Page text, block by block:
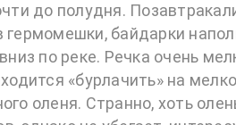
до полудня.
байдарки
по реке. Речка очень
«бурлачить» на
оленя. Странно, хоть